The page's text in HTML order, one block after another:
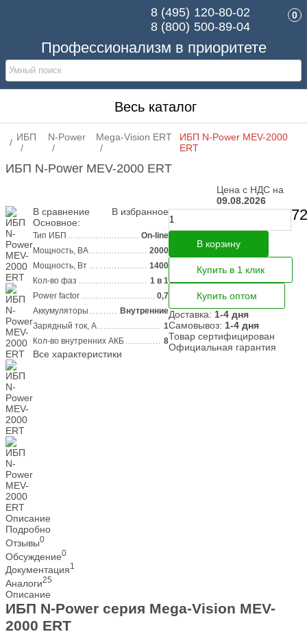
Профессионализм в приоритете
8 (495) 120-80-02
8 (800) 500-89-04
0
Весь каталог
ИБП N-Power Mega-Vision ERT
ИБП N-Power MEV-2000
ERT
ИБП N-Power MEV-2000 ERT
Цена с НДС на
09.08.2026
В сравнение
В избранное
Основное:
Тип ИБП
On-line
Мощность, ВА
2000
Мощность, Вт
1400
Кол-во фаз
1 в 1
Power factor
0,7
Аккумуляторы
Внутренние
Зарядный ток, А
1
Кол-во внутренних АКБ
8
Все характеристики
В корзину
Купить в 1 клик
Купить оптом
Доставка: 1-4 дня
Самовывоз: 1-4 дня
Товар сертифицирован
Официальная гарантия
Описание
Подробно
Отзывы0
Обсуждение0
Документация1
Аналоги25
Описание
ИБП N-Power серия Mega-Vision MEV-
2000 ERT